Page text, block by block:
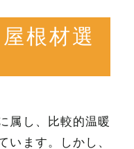
根材選
属し、比較的温暖
います。しかし、